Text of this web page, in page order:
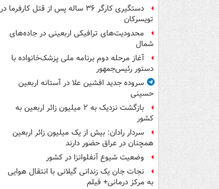
دستگیری کارگر ۳۶ ساله پس از قتل کارفرما در
تویسرکان
محدودیت‌های ترافیکی اربعینی در جاده‌های
شمال‌
آغاز مرحله دوم برنامه ملی پزشک‌خانواده با
دستور رئیس‌جمهور
سروده جدید افشین علا در آستانه اربعین
حسینی
بازگشت نزدیک به ۲ میلیون زائر اربعین به
کشور
سردار رادان: بیش از یک میلیون زائر اربعین
همچنان در عراق حضور دارند
وضعیت شیوع آنفلوانزا در کشور
نجات جان یک زندانی گیلانی با انتقال هوایی
به مرکز درمانی+ فیلم